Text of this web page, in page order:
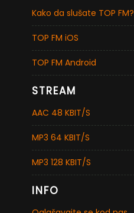
Kako da slušate TOP FM?
TOP FM iOS
TOP FM Android
STREAM
AAC 48 KBIT/S
MP3 64 KBIT/S
MP3 128 KBIT/S
INFO